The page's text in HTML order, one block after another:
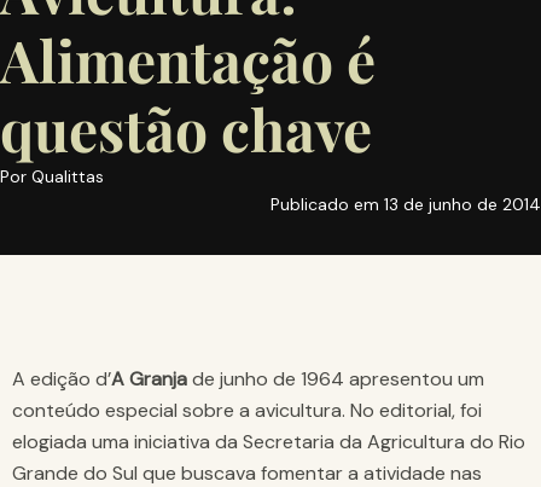
Alimentação é
questão chave
Por Qualittas
Publicado em 13 de junho de 2014
A edição d’A Granjade junho de 1964 apresentou um
conteúdo especial sobre a avicultura. No editorial, foi
elogiada uma iniciativa da Secretaria da Agricultura do Rio
Grande do Sul que buscava fomentar a atividade nas